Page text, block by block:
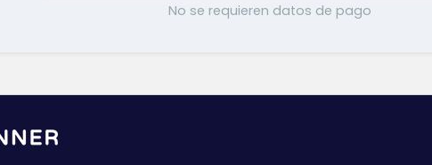
No se requieren datos de pago